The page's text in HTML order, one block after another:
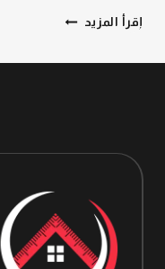
إقرأ المزيد لا
إيبوكسي
الخبراء
تركيب